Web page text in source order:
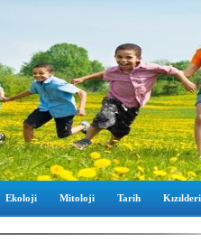
Ekoloji Mitoloji Tarih